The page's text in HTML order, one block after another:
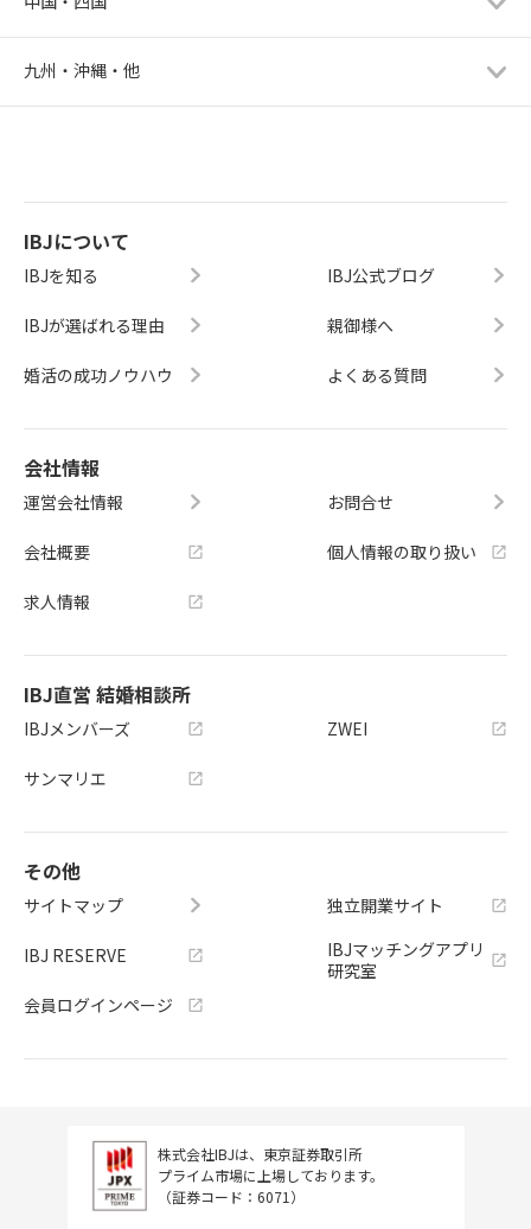
九州・沖縄・他
IBJについて
IBJを知る
IBJが選ばれる理由
婚活の成功ノウハウ
IBJ公式ブログ
親御様へ
よくある質問
会社情報
運営会社情報
会社概要
求人情報
お問合せ
個人情報の取り扱い
IBJ直営 結婚相談所
IBJメンバーズ
サンマリエ
ZWEI
その他
サイトマップ
IBJ RESERVE
会員ログインページ
独立開業サイト
IBJマッチングアプリ
研究室
株式会社IBJは、東京証券取引所
プライム市場に上場しております。
（証券コード：6071）